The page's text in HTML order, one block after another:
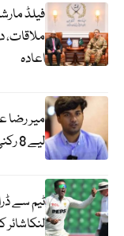
فیلڈ
ملاقات،
اعادہ
میر رضا
لیے 8 رکنی میڈیکل بورڈ تشکیل دے دیا گیا
ٹیم سے